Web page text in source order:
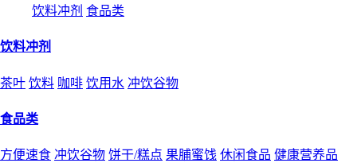
饮料冲剂 食品类
饮料冲剂
茶叶 饮料 咖啡 饮用水 冲饮谷物
食品类
方便速食 冲饮谷物 饼干/糕点 果脯蜜饯 休闲食品 健康营养品